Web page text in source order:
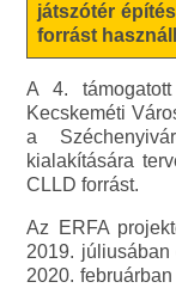
játszótér
forrást
A 4.
Kecskeméti
a
kialakítására
CLLD forrást.
Az ERFA
2019. júliusában
2020.